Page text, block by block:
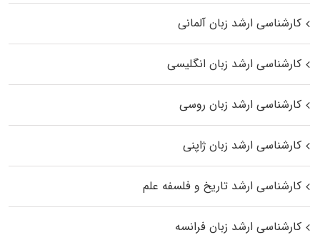
کارشناسی ارشد زبان آلمانی
کارشناسی ارشد زبان انگلیسی
کارشناسی ارشد زبان روسی
کارشناسی ارشد زبان ژاپنی
کارشناسی ارشد تاریخ و فلسفه علم
کارشناسی ارشد زبان فرانسه